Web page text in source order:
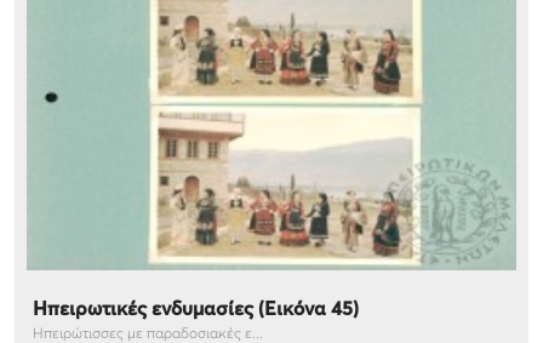
Ηπειρωτικές ενδυμασίες (Εικόνα 45)
Ηπειρώτισσες με παραδοσιακές ε...